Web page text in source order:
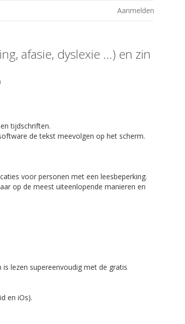
Aanmelden
afasie, dyslexie ...) en zin
tijdschriften.
de tekst meevolgen op het scherm.
voor personen met een leesbeperking.
op de meest uiteenlopende manieren en
lezen supereenvoudig met de gratis
en iOs).